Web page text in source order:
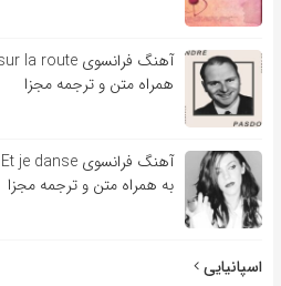
همراه متن و ترجمه مجزا
به همراه متن و ترجمه مجزا
اسپانیایی